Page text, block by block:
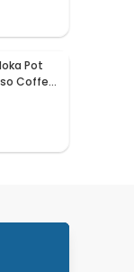
Pot
Coffee
Cup